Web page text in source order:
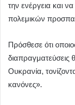
την ενέργεια και
πολεμικών
Πρόσθεσε ότι
διαπραγματεύσεις
Ουκρανία,
κανόνες».